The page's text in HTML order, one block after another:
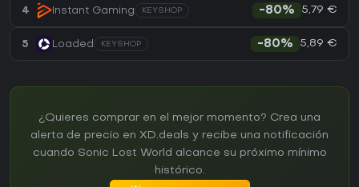
4 Instant Gaming KEYSHOP -80% 5,79 €
5 Loaded KEYSHOP -80% 5,89 €
¿Quieres comprar en el mejor momento? Crea una
alerta de precio en XD.deals y recibe una notificación
cuando Sonic Lost World alcance su próximo mínimo
histórico.